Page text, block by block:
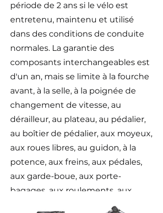
période de 2 ans si le vélo est
entretenu, maintenu et utilisé
dans des conditions de conduite
normales. La garantie des
composants interchangeables est
d'un an, mais se limite à la fourche
avant, à la selle, à la poignée de
changement de vitesse, au
dérailleur, au plateau, au pédalier,
au boîtier de pédalier, aux moyeux,
aux roues libres, au guidon, à la
potence, aux freins, aux pédales,
aux garde-boue, aux porte-
bagages, aux roulements, aux
bielles et aux vis de connexion.